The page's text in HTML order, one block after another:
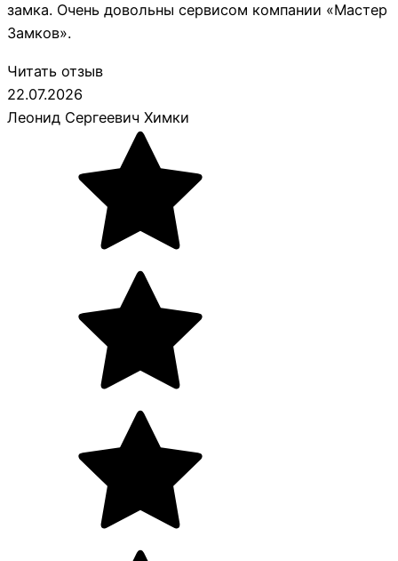
замка. Очень довольны сервисом компании «Мастер
Замков».
Читать отзыв
22.07.2026
Леонид Сергеевич Химки